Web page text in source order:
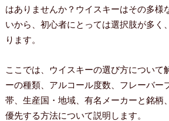
はありませんか？ウイスキーはその多様
いから、初心者にとっては選択肢が多く
ります。
ここでは、ウイスキーの選び方について
ーの種類、アルコール度数、フレーバー
帯、生産国・地域、有名メーカーと銘柄
優先する方法について説明します。